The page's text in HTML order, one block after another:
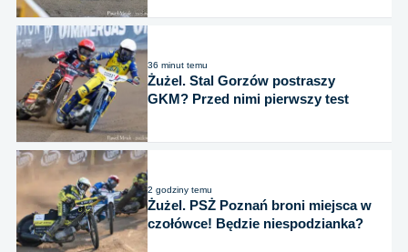
36 minut temu
Żużel. Stal Gorzów postraszy
GKM? Przed nimi pierwszy test
2 godziny temu
Żużel. PSŻ Poznań broni miejsca w
czołówce! Będzie niespodzianka?